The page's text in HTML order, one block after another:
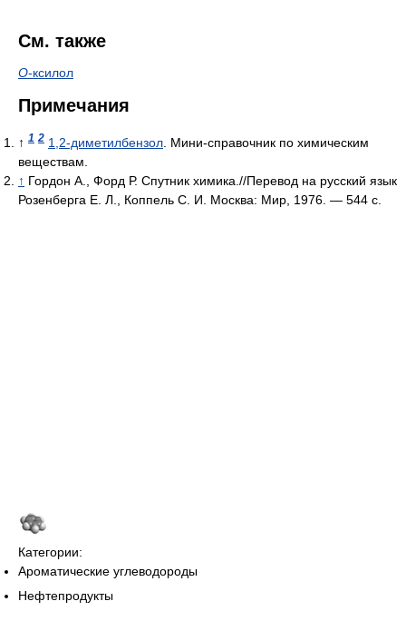
См. также
О-ксилол
Примечания
↑ 1 2 1,2-диметилбензол . Мини-справочник по химическим
веществам.
↑ Гордон А., Форд Р. Спутник химика.//Перевод на русский язык
Розенберга Е. Л., Коппель С. И. Москва: Мир, 1976. — 544 с.
Категории:
Ароматические углеводороды
Нефтепродукты